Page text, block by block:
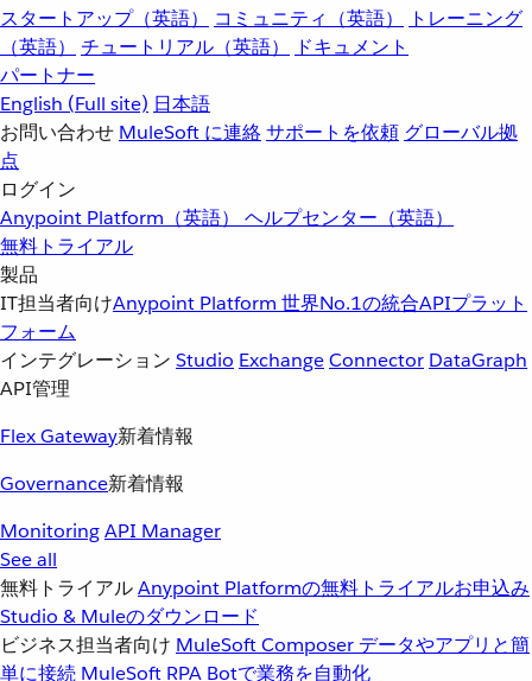
スタートアップ（英語）
コミュニティ（英語）
トレーニング
（英語）
チュートリアル（英語）
ドキュメント
パートナー
English (Full site) 日本語
お問い合わせ MuleSoft に連絡サポートを依頼 グローバル拠
点
ログイン
Anypoint Platform（英語） ヘルプセンター（英語）
無料トライアル
製品
IT担当者向けAnypoint Platform 世界No.1の統合APIプラット
フォーム
インテグレーション Studio ExchangeConnector DataGraph
API管理
Flex Gateway新着情報
Governance新着情報
MonitoringAPI Manager
See all
無料トライアルAnypoint Platformの無料トライアルお申込み
Studio & Muleのダウンロード
ビジネス担当者向け MuleSoft Composer データやアプリと簡
単に接続 MuleSoft RPA Botで業務を自動化